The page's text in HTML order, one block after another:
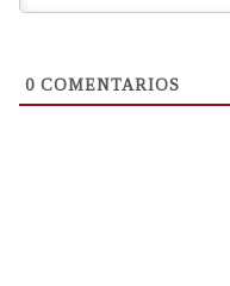
0 COMENTARIOS